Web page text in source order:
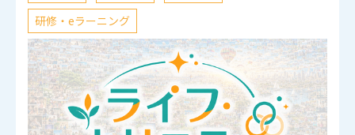
研修・eラーニング